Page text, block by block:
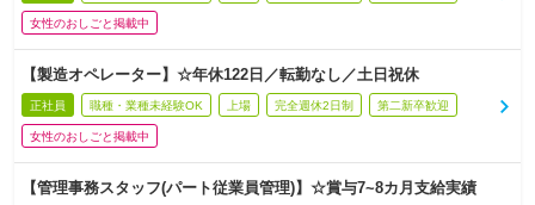
女性のおしごと掲載中
【製造オペレーター】☆年休122日／転勤なし／土日祝休
正社員 職種・業種未経験OK 上場 完全週休2日制 第二新卒歓迎
女性のおしごと掲載中
【管理事務スタッフ(パート従業員管理)】☆賞与7~8カ月支給実績